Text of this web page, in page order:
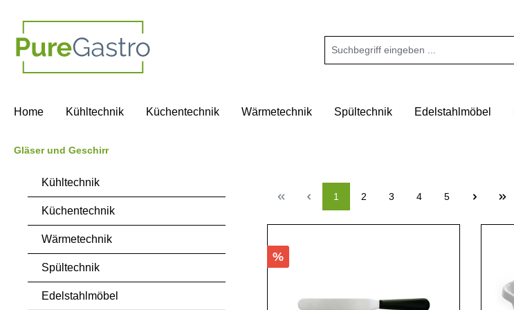
Home Kühltechnik Küchentechnik Wärmetechnik Spültechnik Edelstahlmöbel
Gläser und Geschirr
Kühltechnik
Küchentechnik
Wärmetechnik
Spültechnik
Edelstahlmöbel
1 2 3 4 5
%